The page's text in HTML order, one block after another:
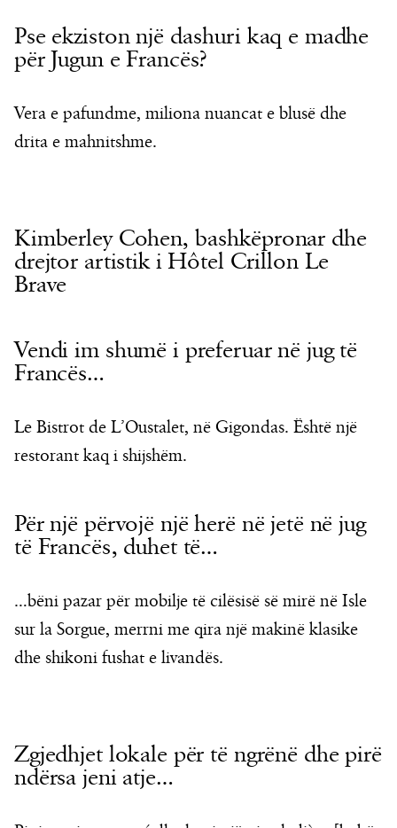
Pse ekziston një dashuri kaq e madhe
për Jugun e Francës?
Vera e pafundme, miliona nuancat e blusë dhe
drita e mahnitshme.
Kimberley Cohen, bashkëpronar dhe
drejtor artistik i Hôtel Crillon Le
Brave
Vendi im shumë i preferuar në jug të
Francës…
Le Bistrot de L’Oustalet, në Gigondas. Është një
restorant kaq i shijshëm.
Për një përvojë një herë në jetë në jug
të Francës, duhet të…
…bëni pazar për mobilje të cilësisë së mirë në Isle
sur la Sorgue, merrni me qira një makinë klasike
dhe shikoni fushat e livandës.
Zgjedhjet lokale për të ngrënë dhe pirë
ndërsa jeni atje…